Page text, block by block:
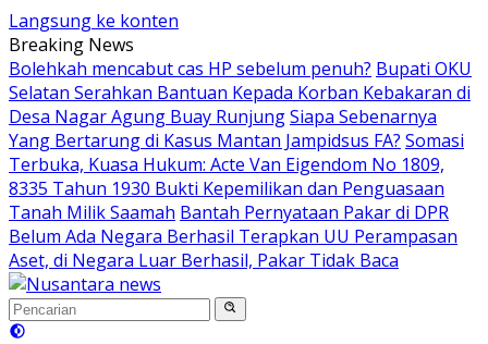
Langsung ke konten
Breaking News
Bolehkah mencabut cas HP sebelum penuh? Bupati OKU
Selatan Serahkan Bantuan Kepada Korban Kebakaran di
Desa Nagar Agung Buay RunjungSiapa Sebenarnya
Yang Bertarung di Kasus Mantan Jampidsus FA? Somasi
Terbuka, Kuasa Hukum: Acte Van Eigendom No 1809,
8335 Tahun 1930 Bukti Kepemilikan dan Penguasaan
Tanah Milik Saamah Bantah Pernyataan Pakar di DPR
Belum Ada Negara Berhasil Terapkan UU Perampasan
Aset, di Negara Luar Berhasil, Pakar Tidak Baca